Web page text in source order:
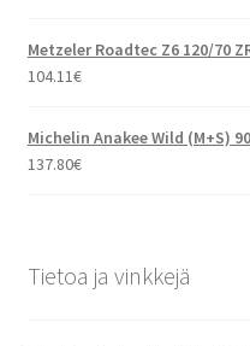
Metzeler Roadtec Z6 120/70
104.11€
Michelin Anakee Wild (M+S)
137.80€
Tietoa ja vinkkejä